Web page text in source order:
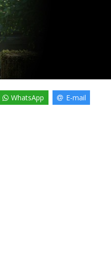
WhatsApp E-mail